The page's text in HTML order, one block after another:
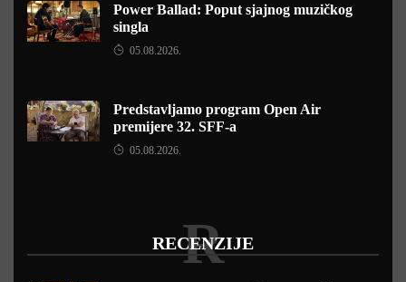
Power Ballad: Poput sjajnog muzičkog
singla
05.08.2026.
Predstavljamo program Open Air
premijere 32. SFF-a
05.08.2026.
RECENZIJE
R